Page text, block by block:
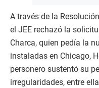
A través de la
el JEE rechazó la
Charca, quien pedía la
instaladas en Chicago,
personero sustentó su
irregularidades, entre